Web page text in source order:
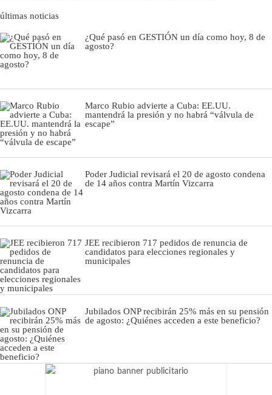
últimas noticias
¿Qué pasó en GESTIÓN un día como hoy, 8 de
agosto?
Marco Rubio advierte a Cuba: EE.UU.
mantendrá la presión y no habrá “válvula de
escape”
Poder Judicial revisará el 20 de agosto condena
de 14 años contra Martín Vizcarra
JEE recibieron 717 pedidos de renuncia de
candidatos para elecciones regionales y
municipales
Jubilados ONP recibirán 25% más en su pensión
de agosto: ¿Quiénes acceden a este beneficio?